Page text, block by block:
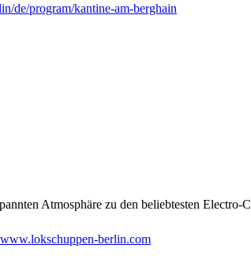
de/program/kantine-am-berghain
Atmosphäre zu den beliebtesten Electro-
www.lokschuppen-berlin.com